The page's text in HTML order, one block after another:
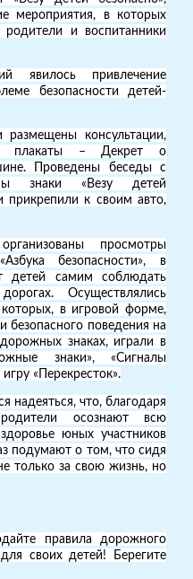
мероприятия, в которых
родители и воспитанники
явилось привлечение
безопасности детей-
консультации,
плакаты – Декрет о
Проведены беседы с
знаки «Везу детей
прикрепили к своим авто,
просмотры
безопасности», в
детей самим соблюдать
Осуществлялись
в игровой форме,
безопасного поведения на
знаках, играли в
знаки», «Сигналы
«Перекресток».
надеяться, что, благодаря
осознают всю
юных участников
подумают о том, что сидя
только за свою жизнь, но
правила дорожного
своих детей! Берегите